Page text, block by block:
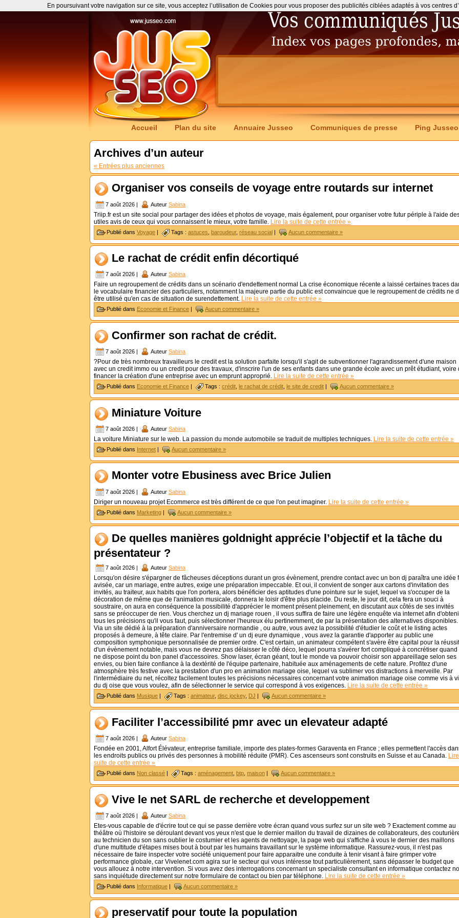
Accueil Plan du site Annuaire Jusseo Communiques de presse Ping Jusseo
Archives d’un auteur
« Entrées plus anciennes
Organiser vos conseils de voyage entre routards sur internet
7 août 2026 | Auteur Sabina
Triip.fr est un site social pour partager des idées et photos de voyage, mais également, pour organiser votre futur périple à l'aide
utiles avis de ceux qui vous connaissent le mieux, votre famille. Lire la suite de cette entrée »
Publié dans Voyage | Tags : astuces baroudeur, réseau social | Aucun commentaire »
Le rachat de crédit enfin décortiqué
7 août 2026 | Auteur Sabina
Faire un regroupement de crédits dans un scénario d'endettement normal La crise économique récente a laissé certaines traces
le vocabulaire financier des particuliers, notamment la majeure partie du public est convaincue que le regroupement de crédits ne
être utilisé qu'en cas de situation de surendettement. Lire la suite de cette entrée »
Publié dans Economie et Finance Aucun commentaire »
Confirmer son rachat de crédit.
7 août 2026 | Auteur Sabina
?Pour de très nombreux travailleurs le credit est la solution parfaite lorsqu'il s'agit de subventionner l'agrandissement d'une maison
avec un credit immo ou un credit pour des travaux, d'inscrire l'un de ses enfants dans une grande école avec un prêt étudiant, voire
financer la création d'une entreprise avec un emprunt approprié. Lire la suite de cette entrée »
Publié dans Economie et Finance | Tags : crédit le rachat de crédit le site de credit | Aucun commentaire »
Miniature Voiture
7 août 2026 | Auteur Sabina
La voiture Miniature sur le web. La passion du monde automobile se traduit de multiples techniques. Lire la suite de cette entrée »
Publié dans Internet | Aucun commentaire »
Monter votre Ebusiness avec Brice Julien
7 août 2026 | Auteur Sabina
Diriger un nouveau projet Ecommerce est très différent de ce que l'on peut imaginer. Lire la suite de cette entrée »
Publié dans Marketing | Aucun commentaire »
De quelles manières goldnight apprécie l’objectif et la tâche du
présentateur ?
7 août 2026 | Auteur Sabina
Lorsqu'on désire s'épargner de fâcheuses déceptions durant un gros évènement, prendre contact avec un bon dj paraîtra une idée
avisée, car un mariage, entre autres, exige une préparation impeccable. Et oui, il convient de songer aux cartons d'invitation des
invités, au traiteur, aux habits que l'on portera, alors bénéficier des aptitudes d'une pointure sur le sujet, lequel va s'occuper de la
décoration de même que de l'animation musicale, donnera le loisir d'être plus placide. Du reste, le jour dit, cela fera un souci à
soustraire, on aura en conséquence la possibilité d'apprécier le moment présent pleinement, en discutant aux côtés de ses invités
sans se préoccuper de rien. Vous cherchez un dj mariage rouen , il vous suffira de faire une légère enquête via internet afin
tous les précisions qu'il vous faut, puis sélectionner l'heureux élu pertinemment, de par la présentation des alternatives disponibles.
Via un site dédié à la préparation d'anniversaire normandie , ou autre, vous avez la possibilité d'étudier le coût et le listing actes
proposés à demeure, à tête claire. Par l'entremise d' un dj eure dynamique , vous avez la garantie d'apporter au public une
composition symphonique personnalisée de premier ordre. C'est certain, un animateur compétent s'avère être capital pour la
d'un évènement notable, mais vous ne devrez pas délaisser le côté déco, lequel pourra s'avérer fort compliqué à concrétiser quand
ne dispose point du bon panel d'accessoires. Show laser, écran géant, tout le monde va pouvoir choisir son appareillage selon ses
envies, ou bien faire confiance à la dextérité de l'équipe partenaire, habituée aux aménagements de cette nature. Profitez d'une
atmosphère très festive avec la prestation d'un pro en animation mariage oise, lequel va sublimer vos distractions à merveille. Par
l'intermédiaire du net, récoltez facilement toutes les précisions nécessaires concernant votre animation mariage oise comme vis à
du dj oise que vous voulez, afin de sélectionner le service qui correspond à vos exigences. Lire la suite de cette entrée »
Publié dans Musique Tags : animateur, disc jockey, DJ Aucun commentaire »
Faciliter l’accessibilité pmr avec un elevateur adapté
7 août 2026 | Auteur Sabina
Fondée en 2001, Alfort Élévateur, entreprise familiale, importe des plates-formes Garaventa en France ; elles permettent l'accès
les endroits publics ou privés des personnes à mobilité réduite (PMR). Ces ascenseurs sont construits en Suisse et au Canada.
suite de cette entrée »
Publié dans Non classé | Tags : aménagement btp maison | Aucun commentaire »
Vive le net SARL de recherche et developpement
7 août 2026 | Auteur Sabina
Etes-vous capable de d'écrire tout ce qui se passe derrière votre écran quand vous surfez sur un site web ? Exactement comme au
théâtre où l'histoire se déroulant devant vos yeux n'est que le dernier maillon du travail de dizaines de collaborateurs, des
au technicien du son sans oublier le costumier et les agents de nettoyage, la page web qui s'affiche à vous le dernier des maillons
d'une multitude d'étapes mises bout à bout par les humains travaillant sur le système informatique. Rassurez-vous, il n'est pas
nécessaire de faire inspecter votre société uniquement pour faire apparaitre une conduite à tenir visant à faire grimper votre
performance globale, car Vivelenet.com agira sur le secteur qui vous intéresse tout particulièrement, sans dépasser le budget que
vous allouez à notre intervention. Si vous avez des interrogations concernant un specialiste consultant en informatique contactez
sans inquiétude directement sur notre formulaire de contact ou bien par téléphone. Lire la suite de cette entrée »
Publié dans Informatique | Aucun commentaire »
preservatif pour toute la population
En poursuivant votre navigation sur ce site, vous acceptez l’utilisation de Cookies pour vous proposer des publicités ciblées adaptés à vos centres